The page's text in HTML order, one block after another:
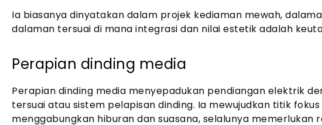
Ia biasanya dinyatakan dalam projek kediaman mewah,
dalaman tersuai di mana integrasi dan nilai estetik adalah
Perapian dinding media
Perapian dinding media menyepadukan pendiangan elektrik
tersuai atau sistem pelapisan dinding. Ia mewujudkan titik
menggabungkan hiburan dan suasana, selalunya memerlukan